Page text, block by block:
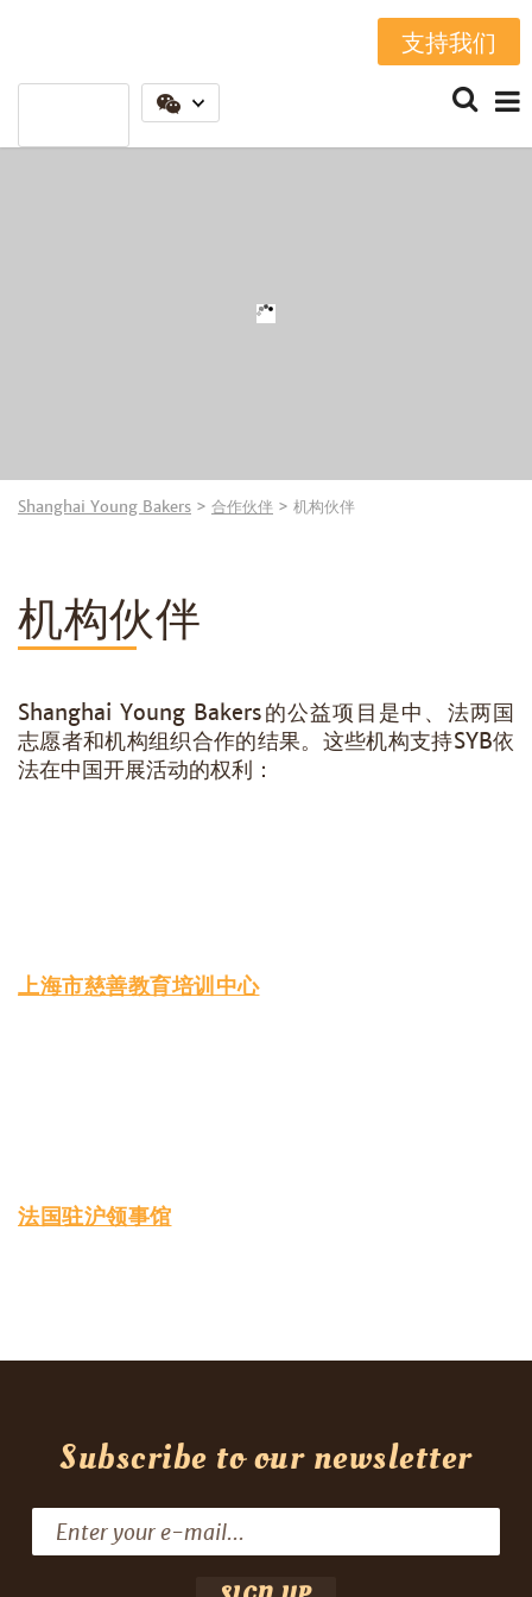
支持我们
Shanghai Young Bakers > 合作伙伴 > 机构伙伴
机构伙伴
Shanghai Young Bakers的公益项目是中、法两国
志愿者和机构组织合作的结果。这些机构支持SYB依
法在中国开展活动的权利：
上海市慈善教育培训中心
法国驻沪领事馆
Subscribe to our newsletter